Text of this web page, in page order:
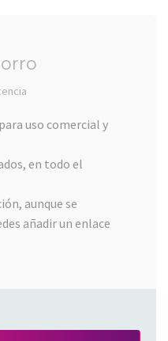
uso comercial y
en todo el
aunque se
añadir un enlace